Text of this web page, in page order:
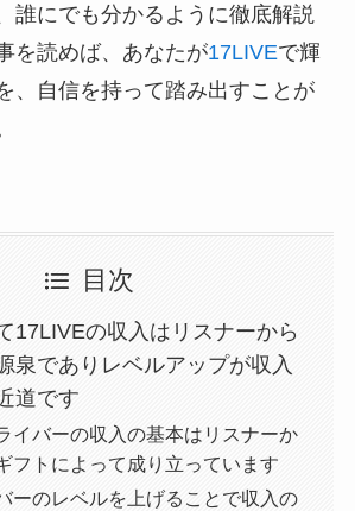
誰にでも分かるように徹底解説
を読めば、あなたが17LIVEで輝
、自信を持って踏み出すことが
目次
17LIVEの収入はリスナーから
泉でありレベルアップが収入
道です
イバーの収入の基本はリスナーか
フトによって成り立っています
ーのレベルを上げることで収入の